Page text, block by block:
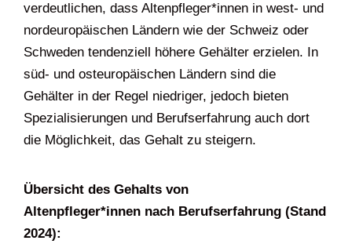
verdeutlichen, dass Altenpfleger*innen in west- und
nordeuropäischen Ländern wie der Schweiz oder
Schweden tendenziell höhere Gehälter erzielen. In
süd- und osteuropäischen Ländern sind die
Gehälter in der Regel niedriger, jedoch bieten
Spezialisierungen und Berufserfahrung auch dort
die Möglichkeit, das Gehalt zu steigern.
Übersicht des Gehalts von
Altenpfleger*innen nach Berufserfahrung (Stand
2024):